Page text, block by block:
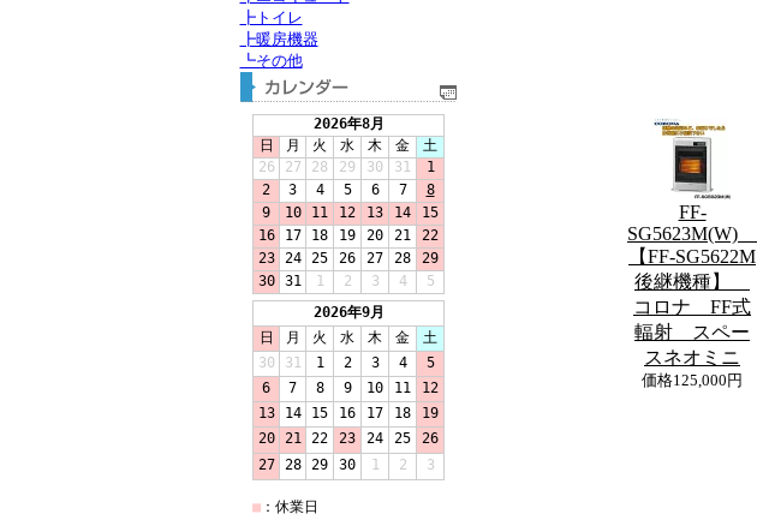
┣トイレ
┣暖房機器
┗その他
FF-
SG5623M(W)
【FF-SG5622M
後継機種】
コロナ FF式
輻射 スペー
スネオミニ
価格125,000円